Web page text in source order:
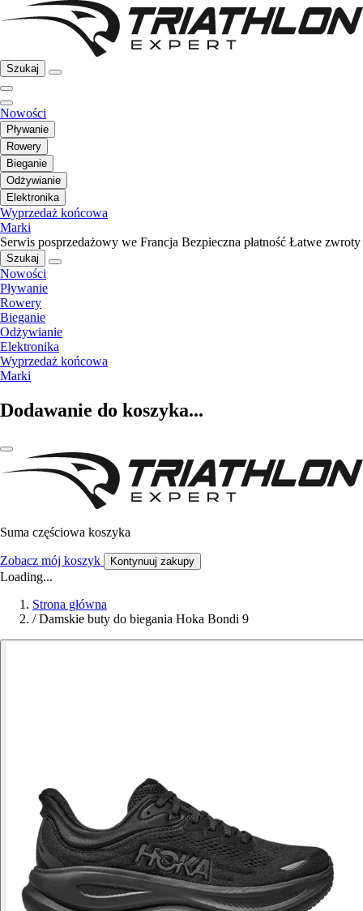
Szukaj
Nowości
Pływanie
Rowery
Bieganie
Odżywianie
Elektronika
Wyprzedaż końcowa
Marki
Serwis posprzedażowy we Francja Bezpieczna płatność Łatwe zwroty
Szukaj
Nowości
Pływanie
Rowery
Bieganie
Odżywianie
Elektronika
Wyprzedaż końcowa
Marki
Dodawanie do koszyka...
Suma częściowa koszyka
Zobacz mój koszyk Kontynuuj zakupy
Loading...
Strona główna
/ Damskie buty do biegania Hoka Bondi 9